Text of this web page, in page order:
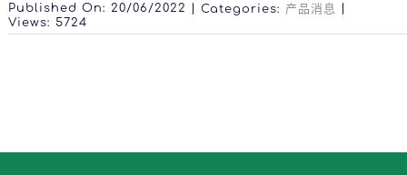
Published On: 20/06/2022 | Categories: 产品消息
|
Views: 5724